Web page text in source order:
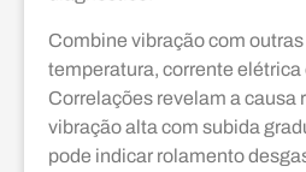
Combine vibração com
temperatura, corrente elétrica
Correlações revelam a causa
vibração alta com subida
pode indicar rolamento